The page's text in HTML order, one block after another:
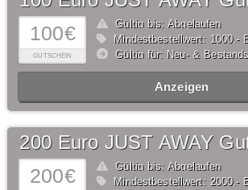
100€
GUTSCHEIN
Gültig bis: Abgelaufen
Mindestbestellwert: 1000,-
Gültig für: Neu- &
Anzeigen
200€
200 Euro JUST AWAY
Gültig bis: Abgelaufen
Mindestbestellwert: 2000,-